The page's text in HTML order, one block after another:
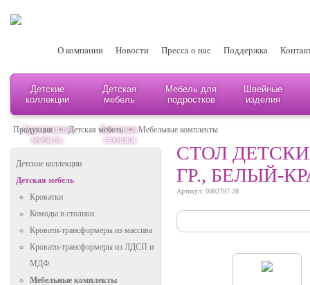
О компании Новости Пресса о нас Поддержка
Детские
коллекции
Детская
мебель
Мебель для
подростков
Швейные
изделия
Адаптивная
мебель
Бытовая
техника
Продукция > Детская мебель > Мебельные комплекты
Детские коллекции
Детская мебель
Кроватки
Комоды и столики
Кровати-трансформеры из массива
Кровати-трансформеры из ЛДСП и
МДФ
Мебельные комплекты
СТОЛ
ГР., БЕЛЫЙ-
Артикул: 0002787.28